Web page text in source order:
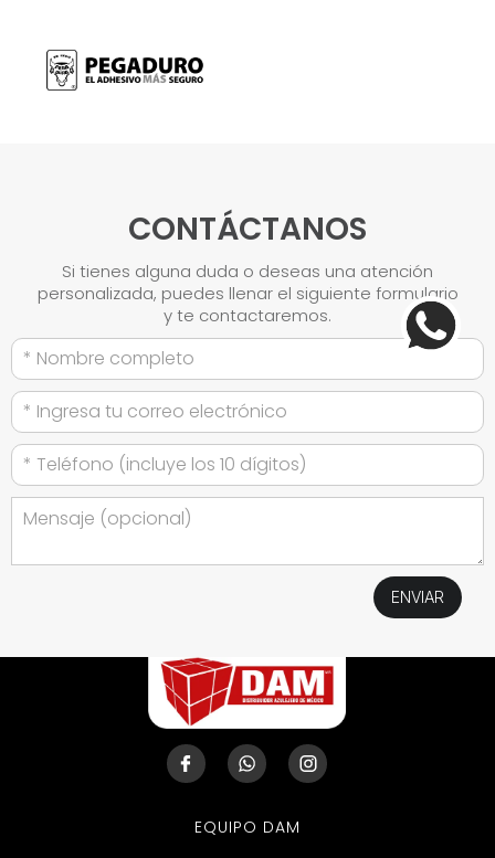
CONTÁCTANOS
Si tienes alguna duda o deseas una atención
personalizada, puedes llenar el siguiente formulario
y te contactaremos.
EQUIPO DAM